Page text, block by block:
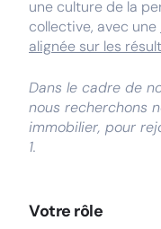
une culture de la
collective, avec une
alignée sur les
Dans le cadre de
nous recherchons
immobilier, pour
1.
Votre rôle